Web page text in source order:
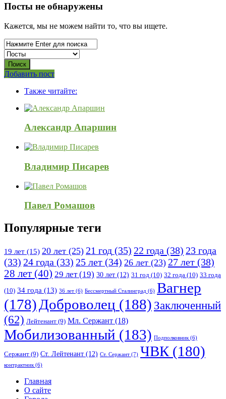
СВО
Списки
погибших
2022-
2026,
Новости
СВО
Последний
Посты
Посты не обнаружены
Кажется, мы не можем найти то, что вы ищете.
Боковая
Добавить пост
120x600Также читайте:
Александр Апаршин
Владимир Писарев
Павел Ромашов
Популярные теги
19 лет (15) 20 лет (25) 21 год (35) 22 года (38) 23 года
(33) 24 года (33) 25 лет (34) 26 лет (23) 27 лет (38)
28 лет (40) 29 лет(19) 30 лет (12) 31 год (10) 32 года (10) 33 года
(10) 34 года (13) 36 лет (6) Бессмертный Сталинград (6) Вагнер
(178) Доброволец (188) Заключенный
(62) Лейтенант (9) Мл. Сержант (18)
Мобилизованный (183) Подполковник (6)
Сержант (9) Ст. Лейтенант (12) Ст. Сержант (7) ЧВК (180)
контрактник (6)
Исследовать
Главная
О сайте